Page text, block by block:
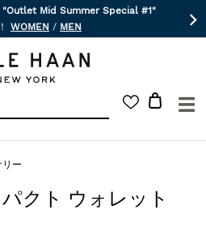
"Outlet Mid Summer Special #1"
WOMEN / MEN
☰
ー
クト ウォレット